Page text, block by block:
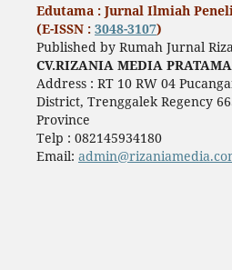
Edutama : Jurnal Ilmiah
(E-ISSN : 3048-3107)
Published by Rumah Jurnal
CV.RIZANIA MEDIA PRATAMA
Address : RT 10 RW 04
District, Trenggalek Regency
Province
Telp : 082145934180
Email: